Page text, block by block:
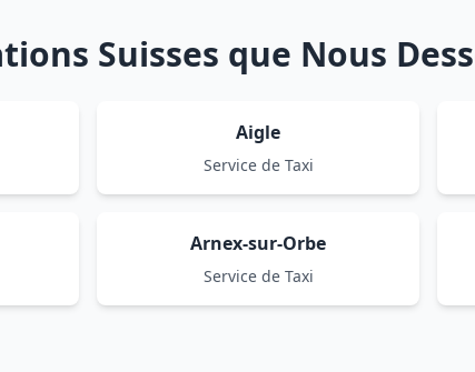
Suisses que Nous
Aigle
Service de Taxi
Arnex-sur-Orbe
Service de Taxi